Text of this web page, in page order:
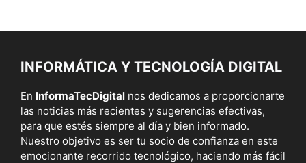
INFORMÁTICA Y TECNOLOGÍA DIGITAL
En InformaTecDigital nos dedicamos a proporcionarte
las noticias más recientes y sugerencias efectivas,
para que estés siempre al día y bien informado.
Nuestro objetivo es ser tu socio de confianza en este
emocionante recorrido tecnológico, haciendo más fácil